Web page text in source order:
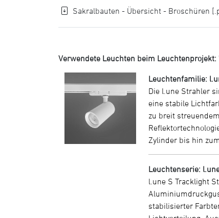
Sakralbauten - Übersicht - Broschüren
Verwendete Leuchten beim
Leuchtenfamilie:
Die l.une Strahler
eine stabile
zu breit
Zylinder bis hin
Leuchtenserie:
l.une S Tracklight
stabilisierter